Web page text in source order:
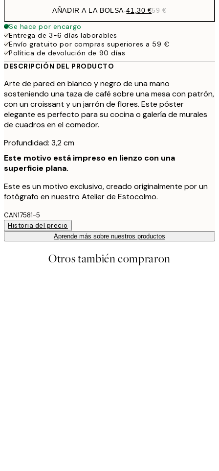
AÑADIR A LA BOLSA-41,30 €59 €
Se hace por encargo
Entrega de 3-6 días laborables
Envío gratuito por compras superiores a 59 €
Política de devolución de 90 días
DESCRIPCIÓN DEL PRODUCTO
Arte de pared en blanco y negro de una mano
sosteniendo una taza de café sobre una mesa con patrón,
con un croissant y un jarrón de flores. Este póster
elegante es perfecto para su cocina o galería de murales
de cuadros en el comedor.
Profundidad: 3,2 cm
Este motivo está impreso en lienzo con una
superficie plana.
Este es un motivo exclusivo, creado originalmente por un
fotógrafo en nuestro Atelier de Estocolmo.
CAN17581-5
Historia del precio
Aprende más sobre nuestros productos
Otros también compraron